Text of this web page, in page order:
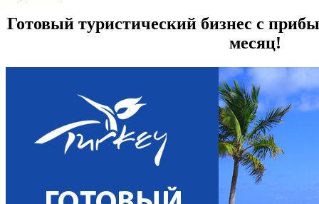
Готовый туристический бизнес с
месяц!